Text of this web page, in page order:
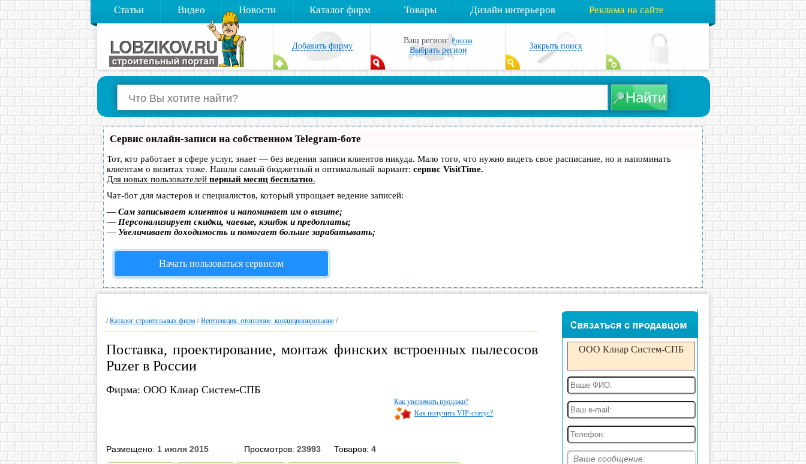
Статьи Видео Новости Каталог фирм Товары Дизайн интерьеров Реклама на сайте
Закрыть поиск
Ваш регион: Россия
Выбрать регион
Добавить фирму
Сервис онлайн-записи на собственном Telegram-боте
Тот, кто работает в сфере услуг, знает — без ведения записи клиентов никуда. Мало того, что нужно видеть свое расписание, но и напоминать
клиентам о визитах тоже. Нашли самый бюджетный и оптимальный вариант: сервис VisitTime.
Для новых пользователей первый месяц бесплатно.
Чат-бот для мастеров и специалистов, который упрощает ведение записей:
— Сам записывает клиентов и напоминает им о визите;
— Персонализирует скидки, чаевые, кэшбэк и предоплаты;
— Увеличивает доходимость и помогает больше зарабатывать;
Начать пользоваться сервисом
/Каталог строительных фирм /Вентиляция, отопление, кондиционирование /
Поставка, проектирование, монтаж финских встроенных пылесосов
Puzer в России
Фирма: ООО Клиар Систем-СПБ
Как увеличить продажи?
Как получить VIP-статус?
Размещено: 1 июля 2015 Просмотров: 23993 Товаров: 4
ООО Клиар Систем-СПБ